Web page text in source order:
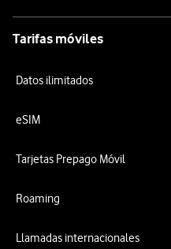
Tarifas móviles
Datos ilimitados
eSIM
Tarjetas Prepago Móvil
Roaming
Llamadas internacionales